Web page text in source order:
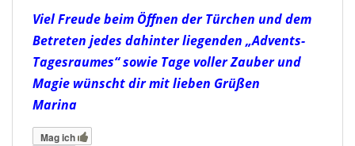
Viel Freude beim Öffnen der Türchen und dem
Betreten jedes dahinter liegenden „Advents-
Tagesraumes“ sowie Tage voller Zauber und
Magie wünscht dir mit lieben Grüßen
Marina
Mag ich